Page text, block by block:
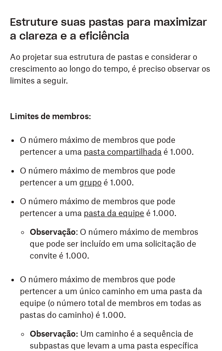
Estruture suas pastas para maximizar
a clareza e a eficiência
Ao projetar sua estrutura de pastas e considerar o
crescimento ao longo do tempo, é preciso observar os
limites a seguir.
Limites de membros:
O número máximo de membros que pode
pertencer a uma pasta compartilhada é 1.000.
O número máximo de membros que pode
pertencer a um grupo é 1.000.
O número máximo de membros que pode
pertencer a uma pasta da equipe é 1.000.
Observação: O número máximo de membros
que pode ser incluído em uma solicitação de
convite é 1.000.
O número máximo de membros que pode
pertencer a um único caminho em uma pasta da
equipe (o número total de membros em todas as
pastas do caminho) é 1.000.
Observação: Um caminho é a sequência de
subpastas que levam a uma pasta específica